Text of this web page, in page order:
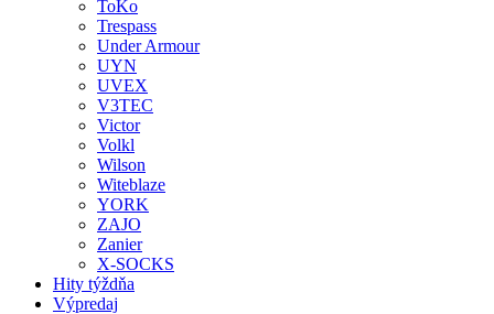
ToKo
Trespass
Under Armour
UYN
UVEX
V3TEC
Victor
Volkl
Wilson
Witeblaze
YORK
ZAJO
Zanier
X-SOCKS
Hity týždňa
Výpredaj